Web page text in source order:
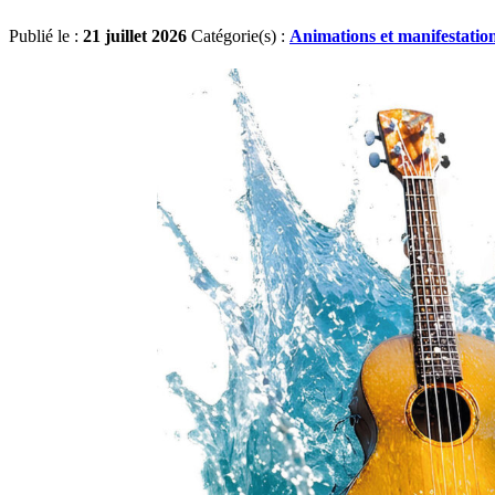
Publié le : 21 juillet 2026 Catégorie(s) : Animations et